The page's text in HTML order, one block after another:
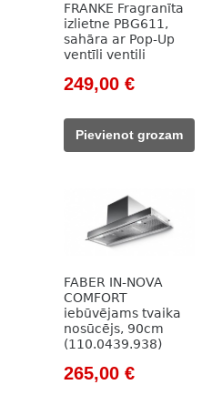
FRANKE Fragranīta
izlietne PBG611,
sahāra ar Pop-Up
ventīli ventili
Original
was:
332,00 €.
249,00 €Current
249,00 €.
Pievienot grozam
FABER IN-NOVA
COMFORT
iebūvējams tvaika
nosūcējs, 90cm
(110.0439.938)
Original
265,00 €Current